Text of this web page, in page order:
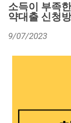
소득이 부족
약대출 신청
9/07/2023